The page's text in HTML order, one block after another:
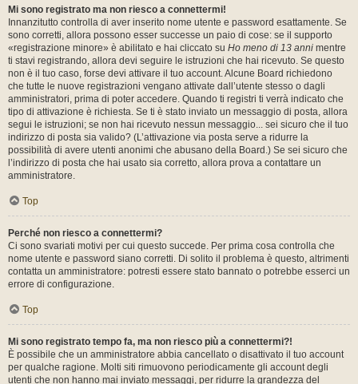
Mi sono registrato ma non riesco a connettermi!
Innanzitutto controlla di aver inserito nome utente e password esattamente. Se
sono corretti, allora possono esser successe un paio di cose: se il supporto
«registrazione minore» è abilitato e hai cliccato su Ho meno di 13 anni mentre
ti stavi registrando, allora devi seguire le istruzioni che hai ricevuto. Se questo
non è il tuo caso, forse devi attivare il tuo account. Alcune Board richiedono
che tutte le nuove registrazioni vengano attivate dall’utente stesso o dagli
amministratori, prima di poter accedere. Quando ti registri ti verrà indicato che
tipo di attivazione è richiesta. Se ti è stato inviato un messaggio di posta, allora
segui le istruzioni; se non hai ricevuto nessun messaggio... sei sicuro che il tuo
indirizzo di posta sia valido? (L’attivazione via posta serve a ridurre la
possibilità di avere utenti anonimi che abusano della Board.) Se sei sicuro che
l’indirizzo di posta che hai usato sia corretto, allora prova a contattare un
amministratore.
Top
Perché non riesco a connettermi?
Ci sono svariati motivi per cui questo succede. Per prima cosa controlla che
nome utente e password siano corretti. Di solito il problema è questo, altrimenti
contatta un amministratore: potresti essere stato bannato o potrebbe esserci un
errore di configurazione.
Top
Mi sono registrato tempo fa, ma non riesco più a connettermi?!
È possibile che un amministratore abbia cancellato o disattivato il tuo account
per qualche ragione. Molti siti rimuovono periodicamente gli account degli
utenti che non hanno mai inviato messaggi, per ridurre la grandezza del